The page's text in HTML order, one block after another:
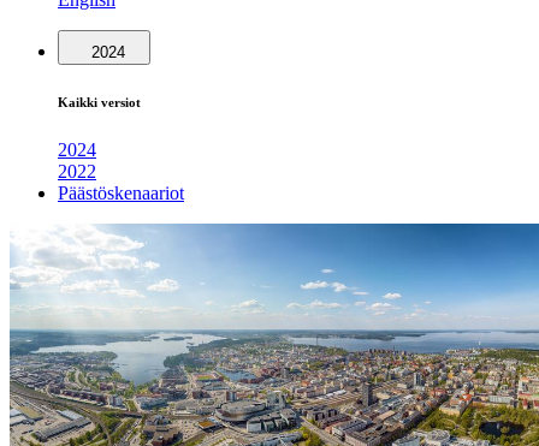
2024
Kaikki versiot
2024
2022
Päästöskenaariot